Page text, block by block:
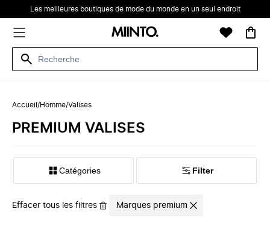
Les meilleures boutiques de mode du monde en un seul endroit
Accueil /Homme/Valises
PREMIUM VALISES
Catégories Filter
Effacer tous les filtres Marques premium